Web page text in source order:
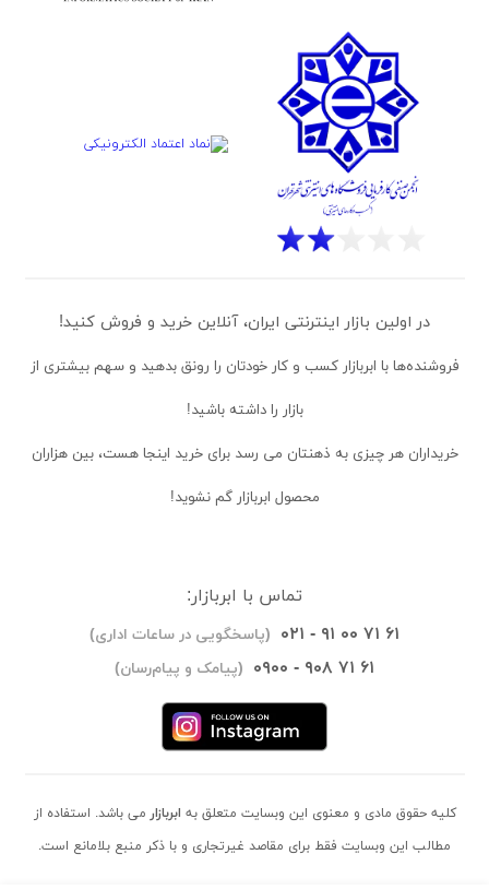
در اولین بازار اینترنتی ایران، آنلاین خرید و فروش کنید!
فروشنده‌ها با ابربازار کسب و کار خودتان را رونق بدهید و سهم بیشتری از
بازار را داشته باشید!
خریداران هر چیزی به ذهنتان می رسد برای خرید اینجا هست، بین هزاران
محصول ابربازار گم نشوید!
تماس با ابربازار:
۰۲۱ - ۹۱ ۰۰ ۷۱ ۶۱ (پاسخگویی در ساعات اداری)
۰۹۰۰ - ۹۰۸ ۷۱ ۶۱ (پیامک و پیام‌رسان)
کلیه حقوق مادی و معنوی این وبسایت متعلق به ابربازار می باشد. استفاده از
مطالب این وبسایت فقط برای مقاصد غیرتجاری و با ذکر منبع بلامانع است.